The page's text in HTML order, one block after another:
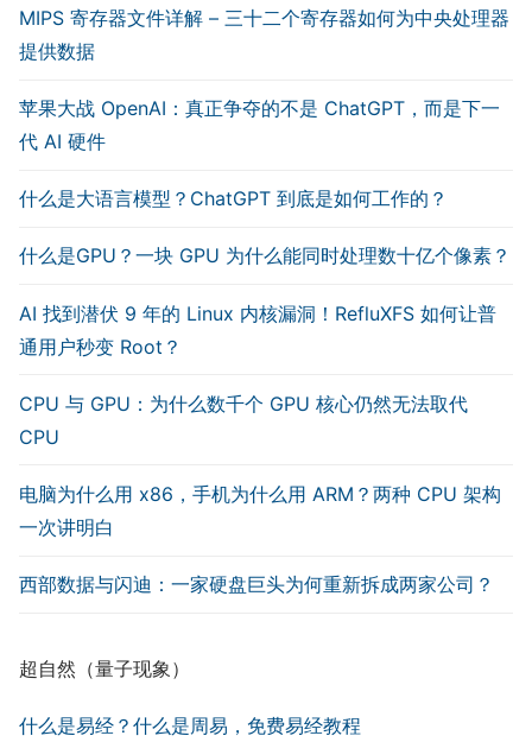
MIPS 寄存器文件详解 – 三十二个寄存器如何为中央处理器
提供数据
苹果大战 OpenAI：真正争夺的不是 ChatGPT，而是下一
代 AI 硬件
什么是大语言模型？ChatGPT 到底是如何工作的？
什么是GPU？一块 GPU 为什么能同时处理数十亿个像素？
AI 找到潜伏 9 年的 Linux 内核漏洞！RefluXFS 如何让普
通用户秒变 Root？
CPU 与 GPU：为什么数千个 GPU 核心仍然无法取代
CPU
电脑为什么用 x86，手机为什么用 ARM？两种 CPU 架构
一次讲明白
西部数据与闪迪：一家硬盘巨头为何重新拆成两家公司？
超自然（量子现象）
什么是易经？什么是周易，免费易经教程